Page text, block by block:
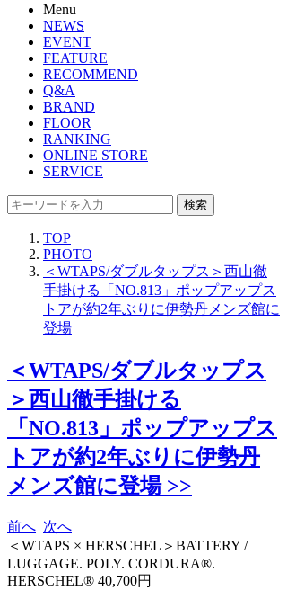
Menu
NEWS
EVENT
FEATURE
RECOMMEND
Q&A
BRAND
FLOOR
RANKING
ONLINE STORE
SERVICE
検索
TOP
PHOTO
＜WTAPS/ダブルタップス＞西山徹
手掛ける「NO.813」ポップアップス
トアが約2年ぶりに伊勢丹メンズ館に
登場
＜WTAPS/ダブルタップス
＞西山徹手掛ける
「NO.813」ポップアップス
トアが約2年ぶりに伊勢丹
メンズ館に登場 >>
前へ 次へ
＜WTAPS × HERSCHEL＞BATTERY /
LUGGAGE. POLY. CORDURA®.
HERSCHEL® 40,700円